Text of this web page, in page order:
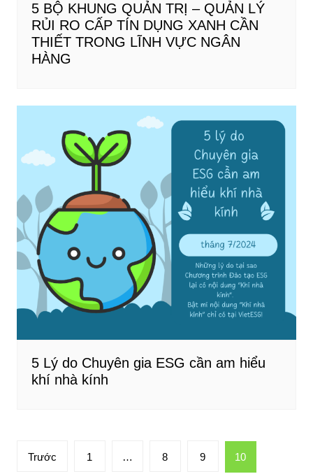
5 BỘ KHUNG QUẢN TRỊ – QUẢN LÝ
RỦI RO CẤP TÍN DỤNG XANH CẦN
THIẾT TRONG LĨNH VỰC NGÂN
HÀNG
5 Lý do Chuyên gia ESG cần am hiểu
khí nhà kính
Phân
Trước 1 … 8 9 10